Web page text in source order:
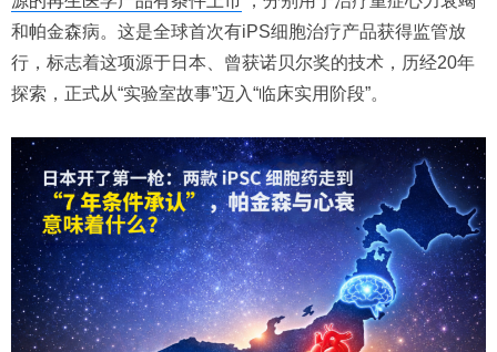
和帕金森病。这是全球首次有iPS细胞治疗产品获得监管放
行，标志着这项源于日本、曾获诺贝尔奖的技术，历经20年
探索，正式从“实验室故事”迈入“临床实用阶段”。